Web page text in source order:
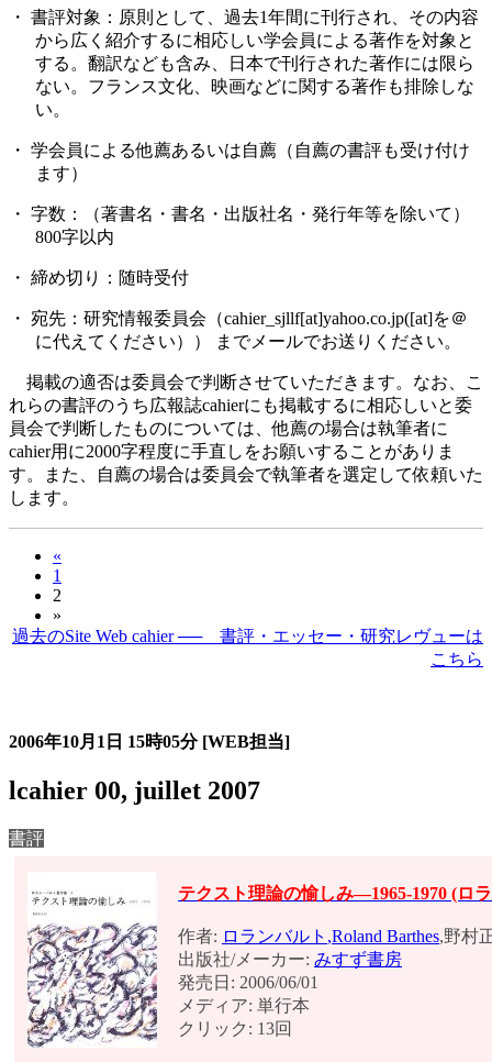
・ 書評対象：原則として、過去1年間に刊行され、その内容
から広く紹介するに相応しい学会員による著作を対象と
する。翻訳なども含み、日本で刊行された著作には限ら
ない。フランス文化、映画などに関する著作も排除しな
い。
・ 学会員による他薦あるいは自薦（自薦の書評も受け付け
ます）
・ 字数：（著書名・書名・出版社名・発行年等を除いて）
800字以内
・ 締め切り：随時受付
・ 宛先：研究情報委員会（cahier_sjllf[at]yahoo.co.jp([at]を＠
に代えてください）） までメールでお送りください。
掲載の適否は委員会で判断させていただきます。なお、こ
れらの書評のうち広報誌cahierにも掲載するに相応しいと委
員会で判断したものについては、他薦の場合は執筆者に
cahier用に2000字程度に手直しをお願いすることがありま
す。また、自薦の場合は委員会で執筆者を選定して依頼いた
します。
«
1
2
»
過去のSite Web cahier ── 書評・エッセー・研究レヴューは
こちら
2006年10月1日 15時05分 [WEB担当]
lcahier 00, juillet 2007
書評
テクスト理論の愉しみ―1965‐1970 (ロ
作者: ロランバルト ,Roland Barthes,野村
出版社/メーカー: みすず書房
発売日: 2006/06/01
メディア: 単行本
クリック: 13回